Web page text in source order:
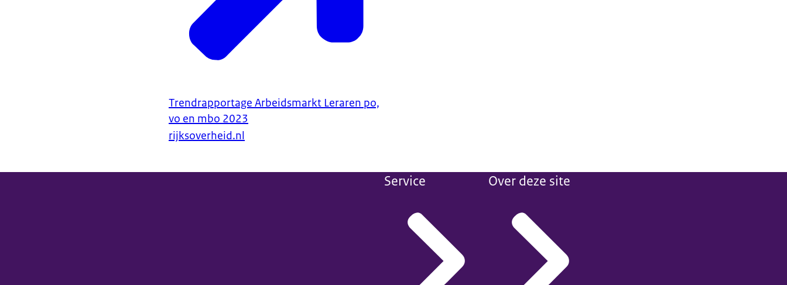
Trendrapportage Arbeidsmarkt Leraren po,
vo en mbo 2023
rijksoverheid.nl
Service Over deze site